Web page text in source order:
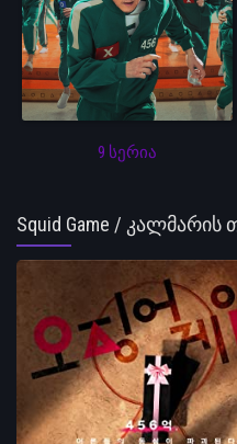
9 სერია
Squid Game / კალმარის